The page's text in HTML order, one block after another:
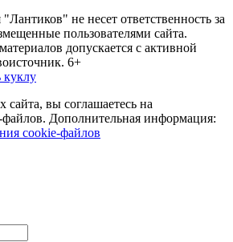
не несет ответственность за
пользователями сайта.
допускается с активной
6+
сайта, вы соглашаетесь на
файлов. Дополнительная информация:
cookie-файлов